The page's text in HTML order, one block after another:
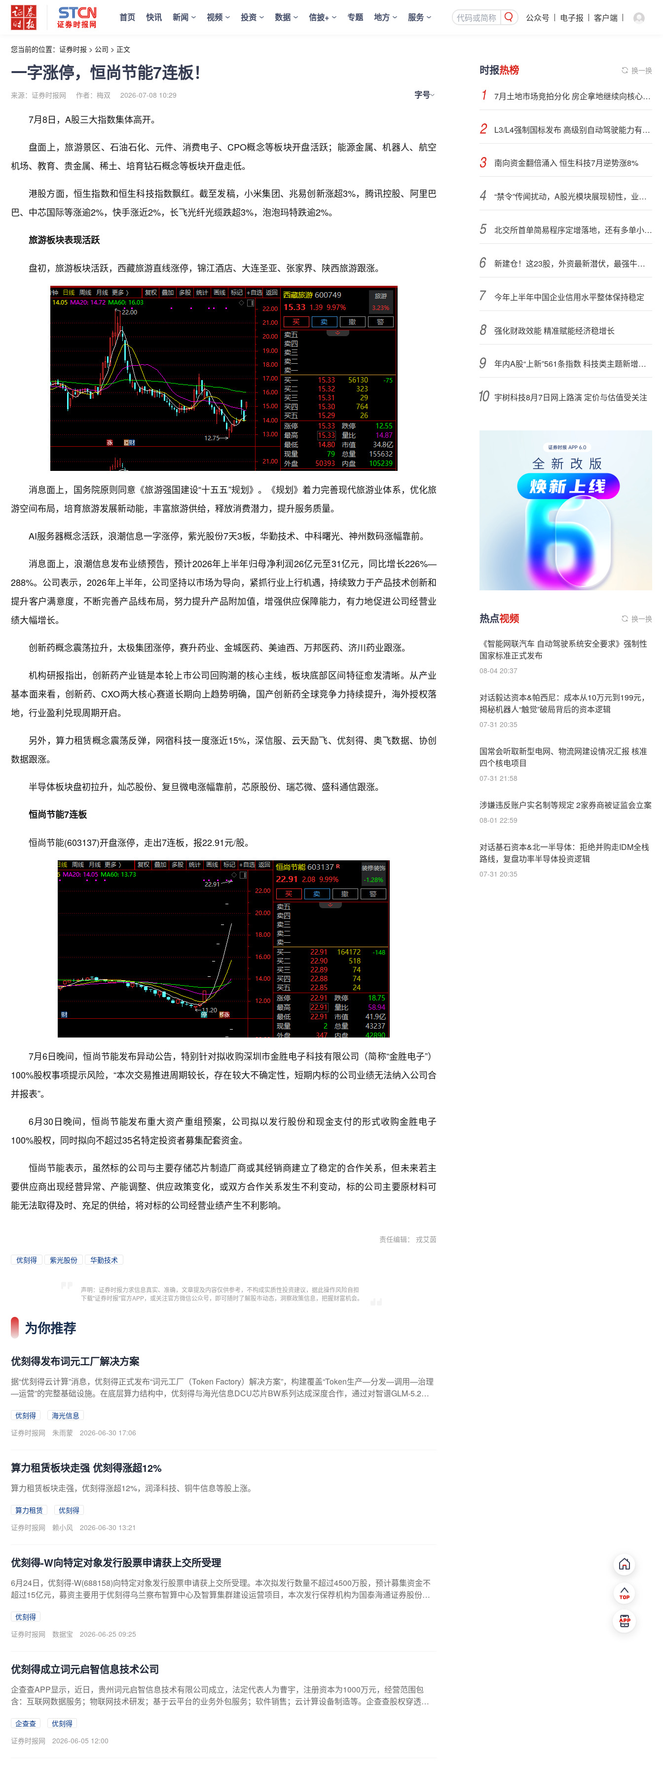
首页 快讯 新闻 视频 投资 数据 信披+ 专题 地方 服务 公众号 电子报 客户端
您当前的位置： 证券时报 > 公司 > 正文
一字涨停，恒尚节能7连板！
来源：证券时报网 作者：梅双 2026-07-08 10:29 字号
7月8日，A股三大指数集体高开。
盘面上，旅游景区、石油石化、元件、消费电子、CPO概念等板块开盘活跃；能源金属、机器人、航空
机场、教育、贵金属、稀土、培育钻石概念等板块开盘走低。
港股方面，恒生指数和恒生科技指数飘红。截至发稿，小米集团、兆易创新涨超3%，腾讯控股、阿里巴
巴、中芯国际等涨逾2%，快手涨近2%，长飞光纤光缆跌超3%，泡泡玛特跌逾2%。
旅游板块表现活跃
盘初，旅游板块活跃，西藏旅游直线涨停，锦江酒店、大连圣亚、张家界、陕西旅游跟涨。
消息面上，国务院原则同意《旅游强国建设“十五五”规划》。《规划》着力完善现代旅游业体系，优化旅
游空间布局，培育旅游发展新动能，丰富旅游供给，释放消费潜力，提升服务质量。
AI服务器概念活跃，浪潮信息一字涨停，紫光股份7天3板，华勤技术、中科曙光、神州数码涨幅靠前。
消息面上，浪潮信息发布业绩预告，预计2026年上半年归母净利润26亿元至31亿元，同比增长226%—
288%。公司表示，2026年上半年，公司坚持以市场为导向，紧抓行业上行机遇，持续致力于产品技术创新和
提升客户满意度，不断完善产品线布局，努力提升产品附加值，增强供应保障能力，有力地促进公司经营业
绩大幅增长。
创新药概念震荡拉升，太极集团涨停，赛升药业、金城医药、美迪西、万邦医药、济川药业跟涨。
机构研报指出，创新药产业链是本轮上市公司回购潮的核心主线，板块底部区间特征愈发清晰。从产业
基本面来看，创新药、CXO两大核心赛道长期向上趋势明确，国产创新药全球竞争力持续提升，海外授权落
地，行业盈利兑现周期开启。
另外，算力租赁概念震荡反弹，网宿科技一度涨近15%，深信服、云天励飞、优刻得、奥飞数据、协创
数据跟涨。
半导体板块盘初拉升，灿芯股份、复旦微电涨幅靠前，芯原股份、瑞芯微、盛科通信跟涨。
恒尚节能7连板
恒尚节能(603137)开盘涨停，走出7连板，报22.91元/股。
7月6日晚间，恒尚节能发布异动公告，特别针对拟收购深圳市金胜电子科技有限公司（简称“金胜电子”）
100%股权事项提示风险，“本次交易推进周期较长，存在较大不确定性，短期内标的公司业绩无法纳入公司合
并报表”。
6月30日晚间，恒尚节能发布重大资产重组预案，公司拟以发行股份和现金支付的形式收购金胜电子
100%股权，同时拟向不超过35名特定投资者募集配套资金。
恒尚节能表示，虽然标的公司与主要存储芯片制造厂商或其经销商建立了稳定的合作关系，但未来若主
要供应商出现经营异常、产能调整、供应政策变化，或双方合作关系发生不利变动，标的公司主要原材料可
能无法取得及时、充足的供给，将对标的公司经营业绩产生不利影响。
责任编辑： 戎艾茵
优刻得 紫光股份 华勤技术
声明：证券时报力求信息真实、准确，文章提及内容仅供参考，不构成实质性投资建议，据此操作风险自担
下载"证券时报"官方APP，或关注官方微信公众号，即可随时了解股市动态，洞察政策信息，把握财富机会。
为你推荐
优刻得发布词元工厂解决方案
据“优刻得云计算”消息，优刻得正式发布“词元工厂（Token Factory）解决方案”，构建覆盖“Token生产—分发—调用—治理
—运营”的完整基础设施。在底层算力结构中，优刻得与海光信息DCU芯片BW系列达成深度合作，通过对智谱GLM-5.2、D
优刻得
海光信息
证券时报网
朱雨蒙 2026-06-30 17:06
算力租赁板块走强 优刻得涨超12%
算力租赁板块走强，优刻得涨超12%，润泽科技、铜牛信息等股上涨。
算力租赁
优刻得
证券时报网
赖小风 2026-06-30 13:21
优刻得-W向特定对象发行股票申请获上交所受理
6月24日，优刻得-W(688158)向特定对象发行股票申请获上交所受理。本次拟发行数量不超过4500万股，预计募集资金不
超过15亿元，募资主要用于优刻得乌兰察布智算中心及智算集群建设运营项目，本次发行保荐机构为国泰海通证券股份有
优刻得
证券时报网
数据宝 2026-06-25 09:25
优刻得成立词元启智信息技术公司
企查查APP显示，近日，贵州词元启智信息技术有限公司成立，法定代表人为曹宇，注册资本为1000万元，经营范围包
含：互联网数据服务；物联网技术研发；基于云平台的业务外包服务；软件销售；云计算设备制造等。企查查股权穿透显
企查查
优刻得
证券时报网
2026-06-05 12:00
时报热榜 换一换
7月土地市场竞拍分化 房企拿地继续向核心城市聚集
L3/L4强制国标发布 高级别自动驾驶能力有望看齐“老司机”
南向资金翻倍涌入 恒生科技7月逆势涨8%
“禁令”传闻扰动，A股光模块展现韧性，业内人士：预计落地难度大
北交所首单简易程序定增落地，还有多单小额快速融资推进中
新建仓！这23股，外资最新潜伏，最强牛股在列
今年上半年中国企业信用水平整体保持稳定
强化财政效能 精准赋能经济稳增长
年内A股“上新”561条指数 科技类主题新增较多
宇树科技8月7日网上路演 定价与估值受关注
热点视频 换一换
《智能网联汽车 自动驾驶系统安全要求》强制性
国家标准正式发布
08-04 20:37
对话毅达资本&帕西尼：成本从10万元到199元，
揭秘机器人“触觉”破局背后的资本逻辑
07-31 20:35
国常会听取新型电网、物流网建设情况汇报 核准
四个核电项目
07-31 21:58
涉嫌违反账户实名制等规定 2家券商被证监会立案
08-01 22:59
对话基石资本&北一半导体：拒绝并购走IDM全栈
路线，复盘功率半导体投资逻辑
07-31 20:35